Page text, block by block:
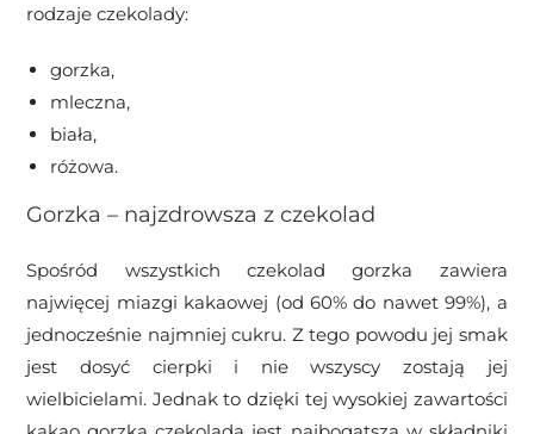
rodzaje czekolady:
gorzka,
mleczna,
biała,
różowa.
Gorzka – najzdrowsza z czekolad
Spośród wszystkich czekolad gorzka zawiera
najwięcej miazgi kakaowej (od 60% do nawet 99%), a
jednocześnie najmniej cukru. Z tego powodu jej smak
jest dosyć cierpki i nie wszyscy zostają jej
wielbicielami. Jednak to dzięki tej wysokiej zawartości